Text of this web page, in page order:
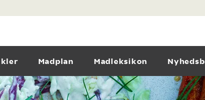
Madplan Madleksikon